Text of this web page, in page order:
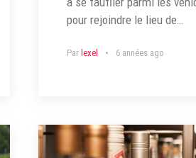
pour rejoindre le lieu de…
Par lexel 6 années ago